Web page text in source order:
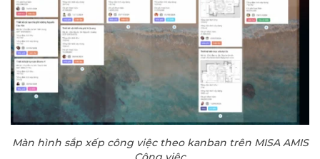
Màn hình sắp xếp công việc theo kanban trên MISA AMIS